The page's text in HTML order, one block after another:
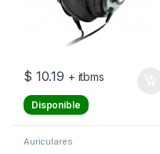
$ 10.19 + itbms
Disponible
Auriculares